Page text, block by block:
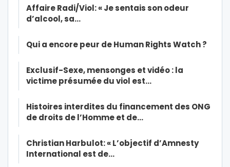
Affaire Radi/Viol: « Je sentais son odeur
d’alcool, sa…
Qui a encore peur de Human Rights Watch ?
Exclusif-Sexe, mensonges et vidéo : la
victime présumée du viol est…
Histoires interdites du financement des ONG
de droits de l’Homme et de…
Christian Harbulot: « L’objectif d’Amnesty
International est de…